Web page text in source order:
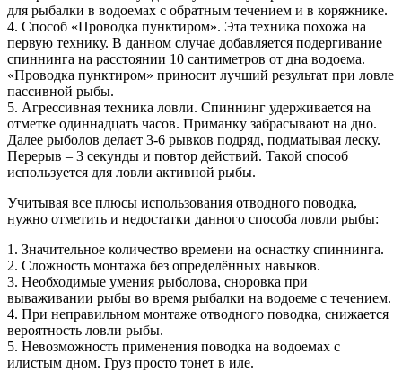
для рыбалки в водоемах с обратным течением и в коряжнике.
4. Способ «Проводка пунктиром». Эта техника похожа на
первую технику. В данном случае добавляется подергивание
спиннинга на расстоянии 10 сантиметров от дна водоема.
«Проводка пунктиром» приносит лучший результат при ловле
пассивной рыбы.
5. Агрессивная техника ловли. Спиннинг удерживается на
отметке одиннадцать часов. Приманку забрасывают на дно.
Далее рыболов делает 3-6 рывков подряд, подматывая леску.
Перерыв – 3 секунды и повтор действий. Такой способ
используется для ловли активной рыбы.
Учитывая все плюсы использования отводного поводка,
нужно отметить и недостатки данного способа ловли рыбы:
1. Значительное количество времени на оснастку спиннинга.
2. Сложность монтажа без определённых навыков.
3. Необходимые умения рыболова, сноровка при
вываживании рыбы во время рыбалки на водоеме с течением.
4. При неправильном монтаже отводного поводка, снижается
вероятность ловли рыбы.
5. Невозможность применения поводка на водоемах с
илистым дном. Груз просто тонет в иле.